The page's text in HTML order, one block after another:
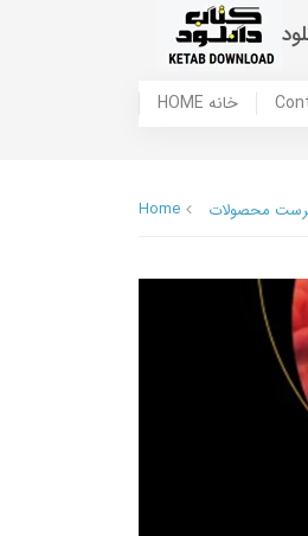
HOME خانه
Home محصولات